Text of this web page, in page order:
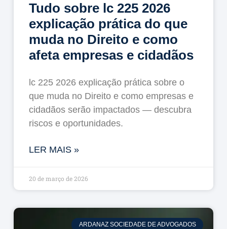
Tudo sobre lc 225 2026
explicação prática do que
muda no Direito e como
afeta empresas e cidadãos
lc 225 2026 explicação prática sobre o
que muda no Direito e como empresas e
cidadãos serão impactados — descubra
riscos e oportunidades.
LER MAIS »
20 de março de 2026
ARDANAZ SOCIEDADE DE ADVOGADOS